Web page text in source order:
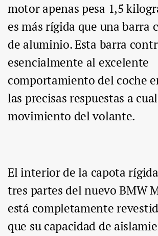
motor apenas pesa 1,5
es más rígida que una barra
de aluminio. Esta barra
esencialmente al excelente
comportamiento del coche
las precisas respuestas a
movimiento del volante.
El interior de la capota
tres partes del nuevo BMW
está completamente
que su capacidad de